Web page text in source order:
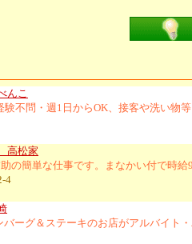
んこ
験不問・週1日からOK、接客や洗い物
高松家
の簡単な仕事です。まなかい付で時給
4
バーグ＆ステーキのお店がアルバイト